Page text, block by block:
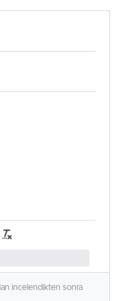
incelendikten sonra